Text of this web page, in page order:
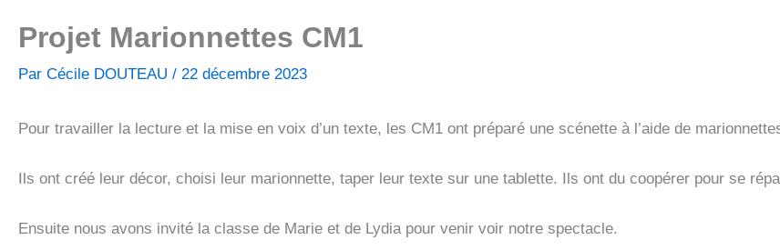
Projet Marionnettes CM1
Par Cécile DOUTEAU / 22 décembre 2023
Pour travailler la lecture et la mise en voix d’un texte, les CM1 ont préparé une scénette à l’aide de
Ils ont créé leur décor, choisi leur marionnette, taper leur texte sur une tablette. Ils ont du coopérer pour se
Ensuite nous avons invité la classe de Marie et de Lydia pour venir voir notre spectacle.